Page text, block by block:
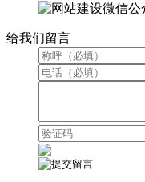
微信公
给我们留言